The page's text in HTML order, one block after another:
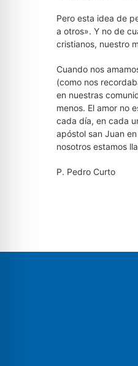
Pero esta idea de
a otros». Y no de
cristianos, nuestro
Cuando nos
(como nos
en nuestras
menos. El amor no
cada día, en cada
apóstol san Juan
nosotros estamos
P. Pedro Curto